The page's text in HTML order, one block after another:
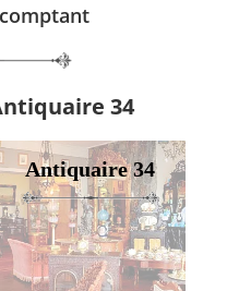
34
Antiquaire 34